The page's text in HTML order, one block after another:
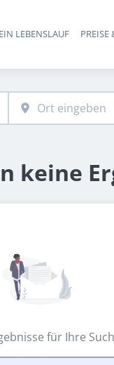
LEBENSLAUF PREISE
keine
für Ihre